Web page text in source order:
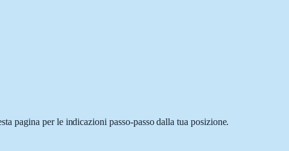
pagina per le indicazioni passo-passo dalla tua posizione.